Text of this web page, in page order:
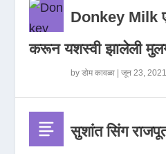
Donkey Milk
करून यशस्वी झालेली
byडोम कावळा |जून 23, 2021
सुशांत सिंग